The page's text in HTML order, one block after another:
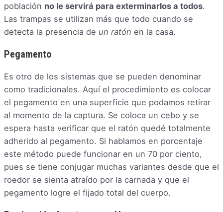
población no le servirá para exterminarlos a todos.
Las trampas se utilizan más que todo cuando se
detecta la presencia de un ratón en la casa.
Pegamento
Es otro de los sistemas que se pueden denominar
como tradicionales. Aquí el procedimiento es colocar
el pegamento en una superficie que podamos retirar
al momento de la captura. Se coloca un cebo y se
espera hasta verificar que el ratón quedé totalmente
adherido al pegamento. Si hablamos en porcentaje
este método puede funcionar en un 70 por ciento,
pues se tiene conjugar muchas variantes desde que el
roedor se sienta atraído por la carnada y que el
pegamento logre el fijado total del cuerpo.